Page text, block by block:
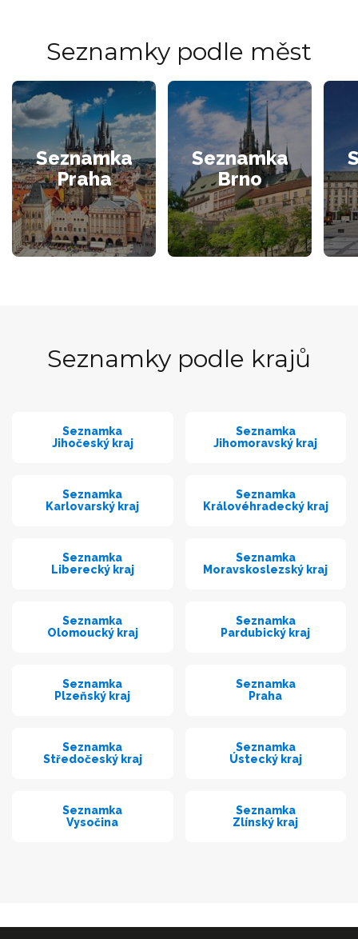
Seznamky podle měst
Seznamka
Praha
Seznamka
Brno
Seznamky podle krajů
Seznamka
Jihočeský kraj
Seznamka
Jihomoravský kraj
Seznamka
Karlovarský kraj
Seznamka
Královéhradecký kraj
Seznamka
Liberecký kraj
Seznamka
Moravskoslezský kraj
Seznamka
Olomoucký kraj
Seznamka
Pardubický kraj
Seznamka
Plzeňský kraj
Seznamka
Praha
Seznamka
Středočeský kraj
Seznamka
Ústecký kraj
Seznamka
Vysočina
Seznamka
Zlínský kraj